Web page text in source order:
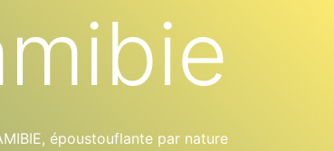
époustouflante par nature